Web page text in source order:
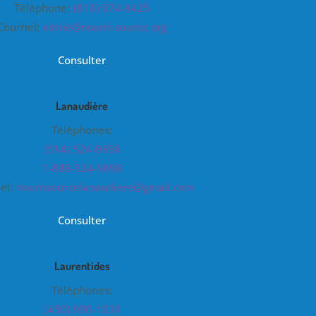
Téléphone:(819) 674-9425
estrie@nourri-source.org
Consulter
Lanaudière
Téléphones:
(514) 524-9696
1-888-524-9696
nourrisourcelanaudiere@gmail.com
Consulter
Laurentides
Téléphones:
(450) 990-1031